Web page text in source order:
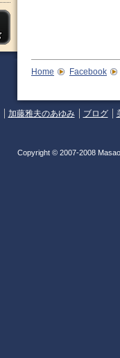
Home Facebook
加藤雅夫のあゆみ ブログ
Copyright © 2007-2008